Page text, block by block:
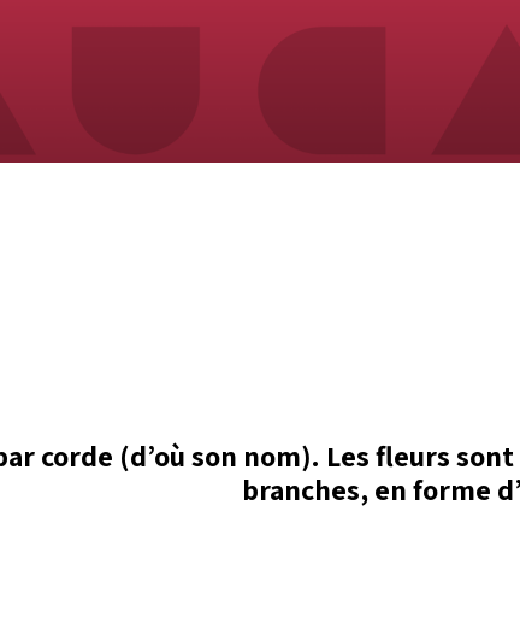
corde (d’où son nom). Les fleurs
branches, en forme